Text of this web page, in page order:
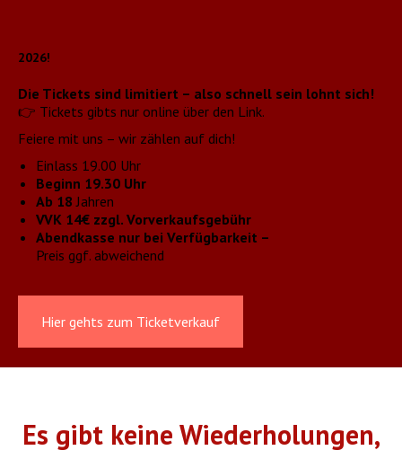
2026!
Die Tickets sind limitiert – also schnell sein lohnt sich!
👉 Tickets gibts nur online über den Link.
Feiere mit uns – wir zählen auf dich!
Einlass 19.00 Uhr
Beginn 19.30 Uhr
Ab 18 Jahren
VVK 14€ zzgl. Vorverkaufsgebühr
Abendkasse nur bei Verfügbarkeit –
Preis ggf. abweichend
Hier gehts zum Ticketverkauf
Es gibt keine Wiederholungen,